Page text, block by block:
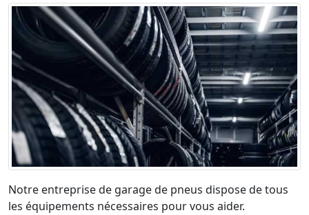
Notre entreprise de garage de pneus dispose de tous
les équipements nécessaires pour vous aider.